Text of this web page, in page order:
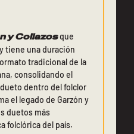
y Collazosque
tiene una duración
tradicional de la
consolidando el
dentro del folclor
el legado de Garzón y
duetos más
folclórica del país.